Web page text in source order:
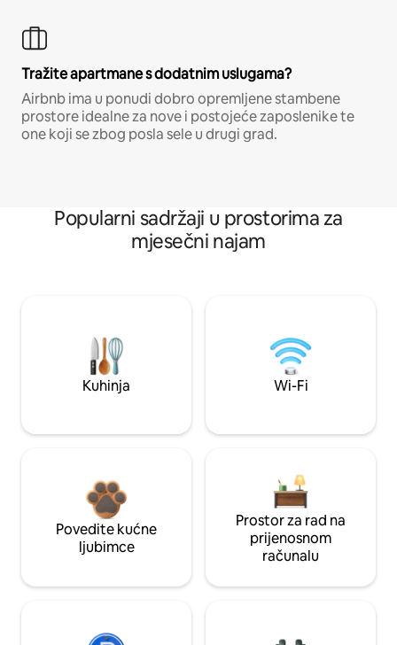
Tražite apartmane s dodatnim uslugama?
Airbnb ima u ponudi dobro opremljene stambene
prostore idealne za nove i postojeće zaposlenike te
one koji se zbog posla sele u drugi grad.
Popularni sadržaji u prostorima za
mjesečni najam
Kuhinja Wi-Fi
Povedite kućne
ljubimce
Prostor za rad na
prijenosnom
računalu